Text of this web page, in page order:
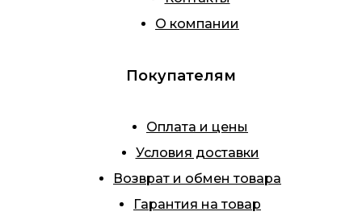
О компании
Покупателям
Оплата и цены
Условия доставки
Возврат и обмен товара
Гарантия на товар